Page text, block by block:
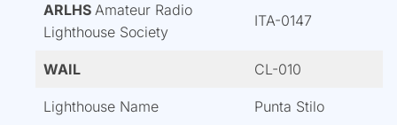
ARLHS Amateur Radio
Lighthouse Society
ITA-0147
WAIL CL-010
Lighthouse Name Punta Stilo